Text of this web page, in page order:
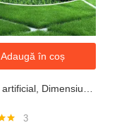
Adaugă în coș
3